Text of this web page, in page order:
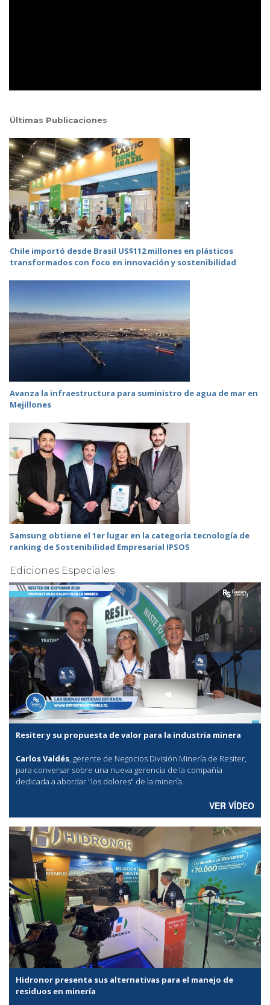
Últimas Publicaciones
Chile importó desde Brasil US$112 millones en plásticos
transformados con foco en innovación y sostenibilidad
Avanza la infraestructura para suministro de agua de mar en
Mejillones
Samsung obtiene el 1er lugar en la categoría tecnología de
ranking de Sostenibilidad Empresarial IPSOS
Ediciones Especiales
Resiter y su propuesta de valor para la industria minera
Carlos Valdés , gerente de Negocios División Minería de Resiter,
para conversar sobre una nueva gerencia de la compañía
dedicada a abordar "los dolores" de la minería.
VER VÍDEO
Hidronor presenta sus alternativas para el manejo de
residuos en minería